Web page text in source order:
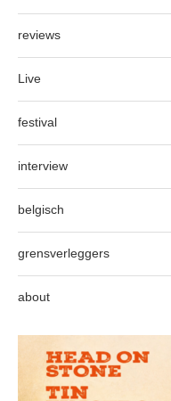
reviews
Live
festival
interview
belgisch
grensverleggers
about